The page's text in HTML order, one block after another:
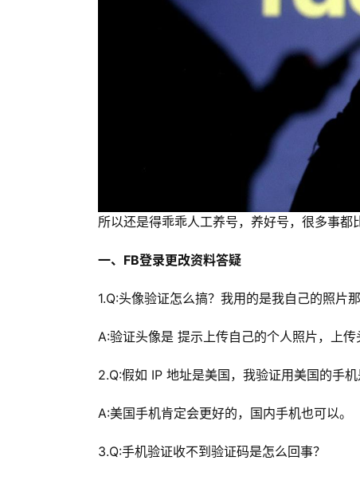
所以还是得乖乖人工养号，养好号，很多事都
一、FB登录更改资料答疑
1.Q:头像验证怎么搞？我用的是我自己的照片
A:验证头像是 提示上传自己的个人照片，上传
2.Q:假如 IP 地址是美国，我验证用美国的手机
A:美国手机肯定会更好的，国内手机也可以。
3.Q:手机验证收不到验证码是怎么回事？